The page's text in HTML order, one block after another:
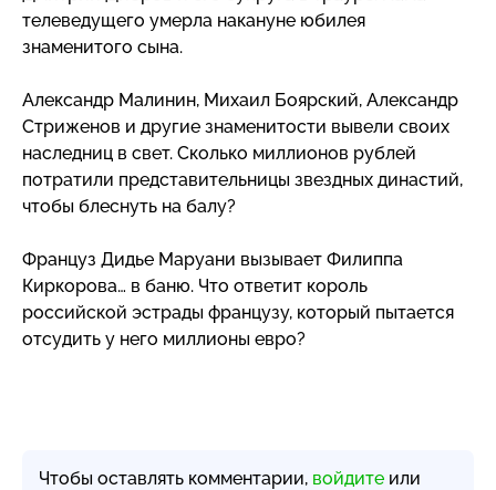
телеведущего умерла накануне юбилея
знаменитого сына.
Александр Малинин, Михаил Боярский, Александр
Стриженов и другие знаменитости вывели своих
наследниц в свет. Сколько миллионов рублей
потратили представительницы звездных династий,
чтобы блеснуть на балу?
Француз Дидье Маруани вызывает Филиппа
Киркорова… в баню. Что ответит король
российской эстрады французу, который пытается
отсудить у него миллионы евро?
Чтобы оставлять комментарии, войдите или